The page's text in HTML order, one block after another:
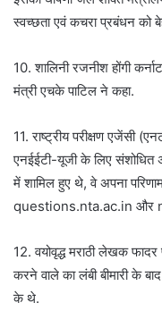
स्वच्छता एवं कचरा प्रबंधन को
10. शालिनी रजनीश होंगी
मंत्री एचके पाटिल ने कहा.
11. राष्ट्रीय परीक्षण एजेंसी
एनईईटी-यूजी के लिए संशोधित
में शामिल हुए थे, वे अपना
questions.nta.ac.in और
12. वयोवृद्ध मराठी लेखक फादर
करने वाले का लंबी बीमारी के
के थे.